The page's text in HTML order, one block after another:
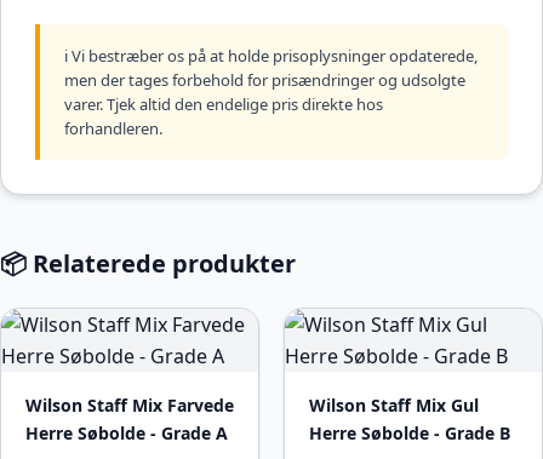
ℹ️ Vi bestræber os på at holde prisoplysninger opdaterede,
men der tages forbehold for prisændringer og udsolgte
varer. Tjek altid den endelige pris direkte hos
forhandleren.
📦 Relaterede produkter
Wilson Staff Mix Farvede
Herre Søbolde - Grade A
Wilson Staff Mix Gul
Herre Søbolde - Grade B